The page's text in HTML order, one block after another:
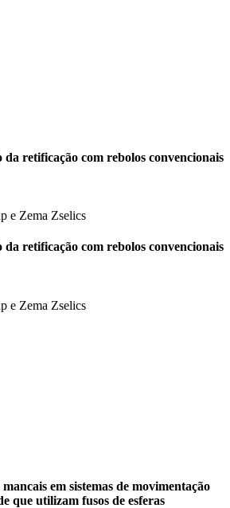
retificação com rebolos convencionais
e Zema Zselics
retificação com rebolos convencionais
e Zema Zselics
em sistemas de movimentação
que utilizam fusos de esferas